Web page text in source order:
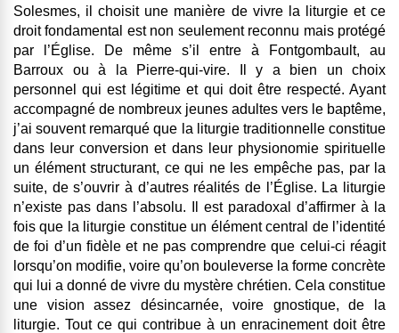
Solesmes, il choisit une manière de vivre la liturgie et ce
droit fondamental est non seulement reconnu mais protégé
par l’Église. De même s’il entre à Fontgombault, au
Barroux ou à la Pierre-qui-vire. Il y a bien un choix
personnel qui est légitime et qui doit être respecté. Ayant
accompagné de nombreux jeunes adultes vers le baptême,
j’ai souvent remarqué que la liturgie traditionnelle constitue
dans leur conversion et dans leur physionomie spirituelle
un élément structurant, ce qui ne les empêche pas, par la
suite, de s’ouvrir à d’autres réalités de l’Église. La liturgie
n’existe pas dans l’absolu. Il est paradoxal d’affirmer à la
fois que la liturgie constitue un élément central de l’identité
de foi d’un fidèle et ne pas comprendre que celui-ci réagit
lorsqu’on modifie, voire qu’on bouleverse la forme concrète
qui lui a donné de vivre du mystère chrétien. Cela constitue
une vision assez désincarnée, voire gnostique, de la
liturgie. Tout ce qui contribue à un enracinement doit être